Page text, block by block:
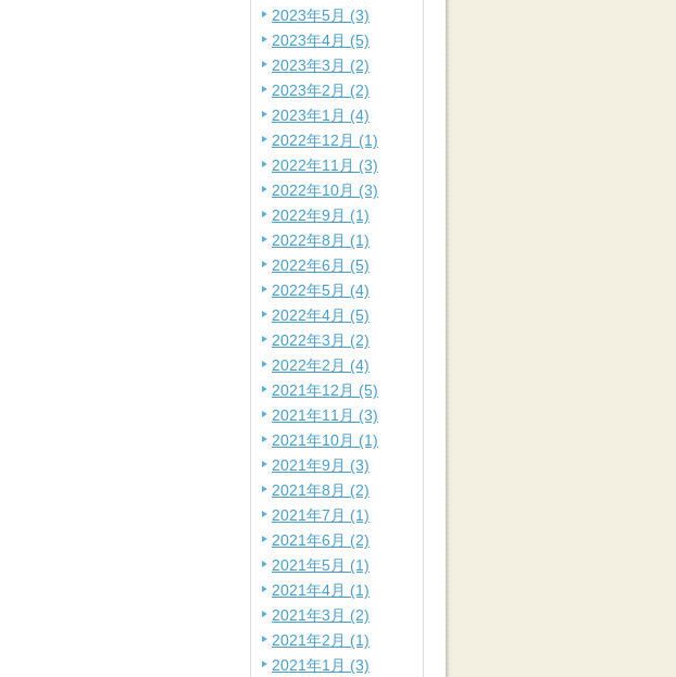
2023年5月 (3)
2023年4月 (5)
2023年3月 (2)
2023年2月 (2)
2023年1月 (4)
2022年12月 (1)
2022年11月 (3)
2022年10月 (3)
2022年9月 (1)
2022年8月 (1)
2022年6月 (5)
2022年5月 (4)
2022年4月 (5)
2022年3月 (2)
2022年2月 (4)
2021年12月 (5)
2021年11月 (3)
2021年10月 (1)
2021年9月 (3)
2021年8月 (2)
2021年7月 (1)
2021年6月 (2)
2021年5月 (1)
2021年4月 (1)
2021年3月 (2)
2021年2月 (1)
2021年1月 (3)